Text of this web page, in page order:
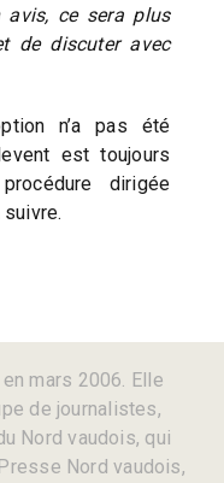
avis, ce sera plus
de discuter avec
n’a pas été
est toujours
dirigée
suivre.
mars 2006. Elle
de journalistes,
Nord vaudois, qui
Nord vaudois,